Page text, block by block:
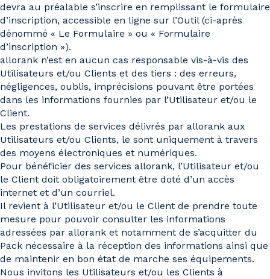
devra au préalable s’inscrire en remplissant le formulaire
d’inscription, accessible en ligne sur l’Outil (ci-après
dénommé « Le Formulaire » ou « Formulaire
d’inscription »).
allorank n’est en aucun cas responsable vis-à-vis des
Utilisateurs et/ou Clients et des tiers : des erreurs,
négligences, oublis, imprécisions pouvant être portées
dans les informations fournies par l’Utilisateur et/ou le
Client.
Les prestations de services délivrés par allorank aux
Utilisateurs et/ou Clients, le sont uniquement à travers
des moyens électroniques et numériques.
Pour bénéficier des services allorank, l’Utilisateur et/ou
le Client doit obligatoirement être doté d’un accès
internet et d’un courriel.
Il revient à l’Utilisateur et/ou le Client de prendre toute
mesure pour pouvoir consulter les informations
adressées par allorank et notamment de s’acquitter du
Pack nécessaire à la réception des informations ainsi que
de maintenir en bon état de marche ses équipements.
Nous invitons les Utilisateurs et/ou les Clients à